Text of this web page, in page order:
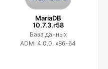
MariaDB
10.7.3.r58
База данных
ADM: 4.0.0, x86-64